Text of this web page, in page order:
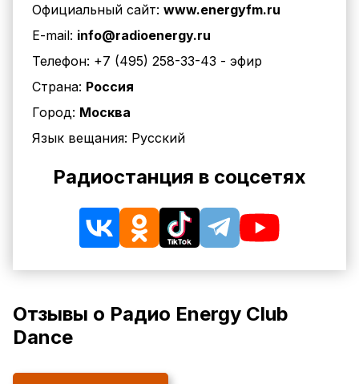
Официальный сайт: www.energyfm.ru
E-mail: info@radioenergy.ru
Телефон: +7 (495) 258-33-43 - эфир
Страна: Россия
Город: Москва
Язык вещания: Русский
Радиостанция в соцсетях
Отзывы о Радио Energy Club
Dance